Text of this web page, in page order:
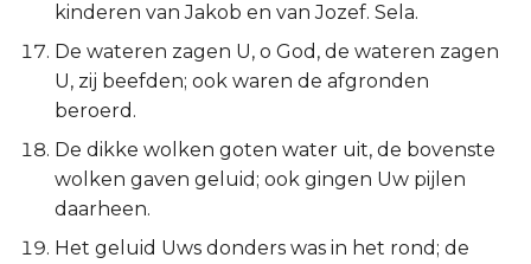
2 Johannes
3 Johannes
Judas
Openbaring
kinderen van Jakob en van Jozef. Sela.
De wateren zagen U, o God, de wateren zagen
U, zij beefden; ook waren de afgronden
beroerd.
De dikke wolken goten water uit, de bovenste
wolken gaven geluid; ook gingen Uw pijlen
daarheen.
Het geluid Uws donders was in het rond; de